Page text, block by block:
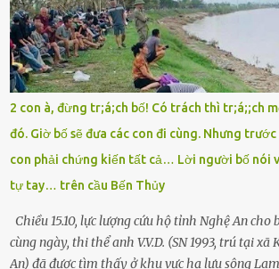
Chú ơi, cháu đi thi, xe hỏng rồi! Làm ơn cho
giúp cháu với, cháu không có điện thoại… Người
thì tăng ga tránh xa như né một kẻ lừa đảo. Tôi
như một kẻ mất trí. Vô ích. 6h10. Còn hơn 30
tôi chỉ có một lựa chọn duy nhất: chạy. Tôi
rút tờ giấy báo dự thi nhét túi áo, đeo ba lô và
Chạy không ngừng. Qua ngã...
2 con à, đừng tr;á;ch bố! Có trách thì tr;á;;ch
đó. Giờ bố sẽ đưa các con đi cùng. Nhưng
con phải chứng kiến tất cả… Lời người bố nói
tự tay… trên cầu Bến Thủy
Chiều 15.10, lực lượng cứu hộ tỉnh Nghệ An
cùng ngày, thi thể anh V.V.D. (SN 1993, trú tại
An) đã được tìm thấy ở khu vực hạ lưu sông